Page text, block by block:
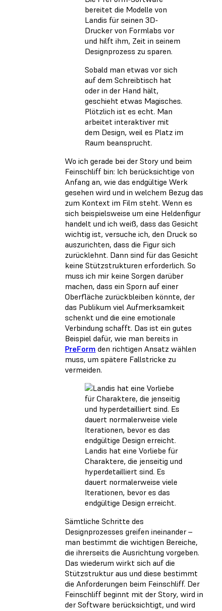
bereitet die Modelle von
Landis für seinen 3D-
Drucker von Formlabs vor
und hilft ihm, Zeit in seinem
Designprozess zu sparen.
Sobald man etwas vor sich
auf dem Schreibtisch hat
oder in der Hand hält,
geschieht etwas Magisches.
Plötzlich ist es echt. Man
arbeitet interaktiver mit
dem Design, weil es Platz im
Raum beansprucht.
Wo ich gerade bei der Story und beim
Feinschliff bin: Ich berücksichtige von
Anfang an, wie das endgültige Werk
gesehen wird und in welchem Bezug das
zum Kontext im Film steht. Wenn es
sich beispielsweise um eine Heldenfigur
handelt und ich weiß, dass das Gesicht
wichtig ist, versuche ich, den Druck so
auszurichten, dass die Figur sich
zurücklehnt. Dann sind für das Gesicht
keine Stützstrukturen erforderlich. So
muss ich mir keine Sorgen darüber
machen, dass ein Sporn auf einer
Oberfläche zurückbleiben könnte, der
das Publikum viel Aufmerksamkeit
schenkt und die eine emotionale
Verbindung schafft. Das ist ein gutes
Beispiel dafür, wie man bereits in
PreForm den richtigen Ansatz wählen
muss, um spätere Fallstricke zu
vermeiden.
Landis hat eine Vorliebe für
Charaktere, die jenseitig und
hyperdetailliert sind. Es
dauert normalerweise viele
Iterationen, bevor es das
endgültige Design erreicht.
Sämtliche Schritte des
Designprozesses greifen ineinander –
man bestimmt die wichtigen Bereiche,
die ihrerseits die Ausrichtung vorgeben.
Das wiederum wirkt sich auf die
Stützstruktur aus und diese bestimmt
die Anforderungen beim Feinschliff. Der
Feinschliff beginnt mit der Story, wird in
der Software berücksichtigt, und wird